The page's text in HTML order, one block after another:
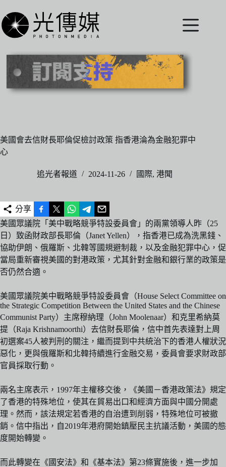
至
主
內
美國會去信財長耶倫促檢討政策 指香港淪為金融犯罪中
心
追光者報道 2024-11-26 國際, 港聞
分享
美國眾議院「美中戰略競爭特設委員會」的兩黨領導人昨（25
日）致函財政部長耶倫（Janet Yellen），指香港已成為洗黑錢、
協助伊朗、俄羅斯、北韓等國規避制裁，以及金融犯罪中心，促
當局重新審視美國的對港政策，尤其針對金融和銀行業的政策是
否仍然合適。
美國眾議院美中戰略競爭特設委員會（House Select Committee on
the Strategic Competition Between the United States and the Chinese
Communist Party）主席穆納理（John Moolenaar）和克里希納莫
提（Raja Krishnamoorthi）去信財長耶倫，信中首先表達對上周
初選案45人被判刑的關注，繼而提到中共統治下的香港人權狀況
惡化，更與俄羅斯和北韓持續進行金融交易，委員會要求財政部
官員採取行動。
兩名主席表示，1997年主權移交後，《美國－香港政策法》規定
了香港的特殊地位，使其在貿易出口和經濟方面與中國分開處
理。然而，該法規定若香港的自治遭到削弱，特殊地位可被撤
銷。信中指出，自2019年港府開始鎮壓民主抗議活動，美國的態
度開始轉變。
而此轉變在《國安法》和《基本法》第23條實施後，進一步加